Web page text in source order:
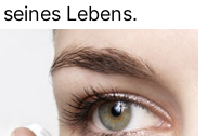
Lebens.